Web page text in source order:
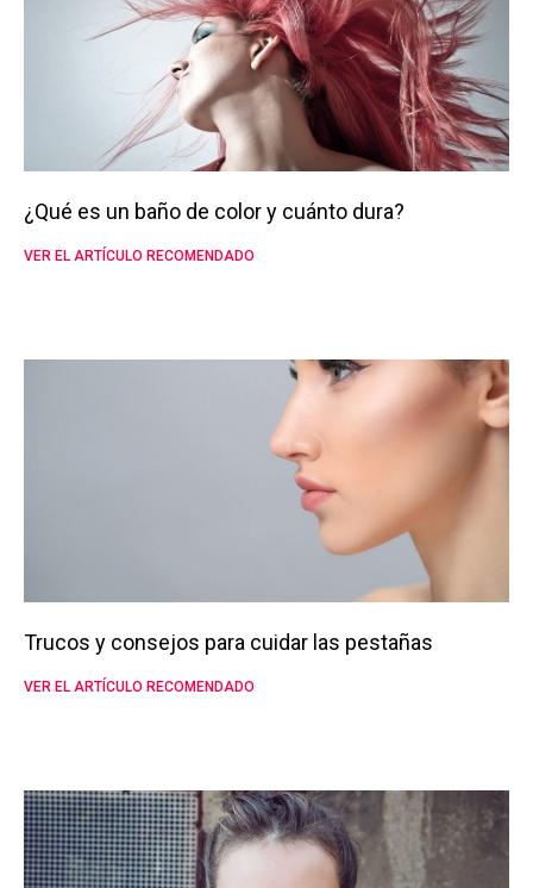
¿Qué es un baño de color y cuánto dura?
VER EL ARTÍCULO RECOMENDADO
Trucos y consejos para cuidar las pestañas
VER EL ARTÍCULO RECOMENDADO